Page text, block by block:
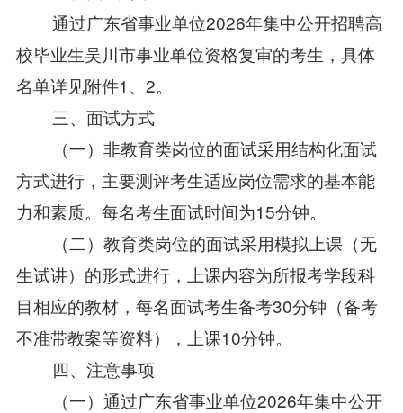
通过广东省事业单位2026年集中公开招聘高
校毕业生吴川市事业单位资格复审的考生，具体
名单详见附件1、2。
三、面试方式
（一）非教育类岗位的面试采用结构化面试
方式进行，主要测评考生适应岗位需求的基本能
力和素质。每名考生面试时间为15分钟。
（二）教育类岗位的面试采用模拟上课（无
生试讲）的形式进行，上课内容为所报考学段科
目相应的教材，每名面试考生备考30分钟（备考
不准带教案等资料），上课10分钟。
四、注意事项
（一）通过广东省事业单位2026年集中公开